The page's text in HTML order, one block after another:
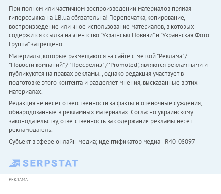
При полном или частичном воспроизведении материалов прямая
гиперссылка на LB.ua обязательна! Перепечатка, копирование,
воспроизведение или иное использование материалов, в которых
содержится ссылка на агентство "Українськi Новини" и "Украинская Фото
Группа" запрещено.
Материалы, которые размещаются на сайте с меткой "Реклама" /
"Новости компаний" / "Пресрелиз" / "Promoted", являются рекламными и
публикуются на правах рекламы. , однако редакция участвует в
подготовке этого контента и разделяет мнения, высказанные в этих
материалах.
Редакция не несет ответственности за факты и оценочные суждения,
обнародованные в рекламных материалах. Согласно украинскому
законодательству, ответственность за содержание рекламы несет
рекламодатель.
Субъект в сфере онлайн-медиа; идентификатор медиа - R40-05097
РЕКЛАМА